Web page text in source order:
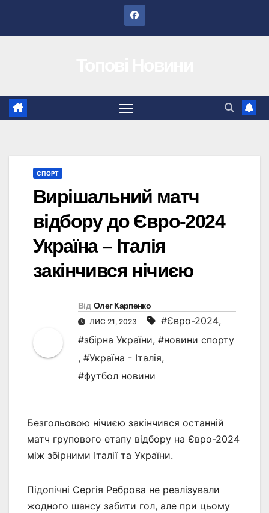
СПОРТ
Вирішальний матч
відбору до Євро-2024
Україна – Італія
закінчився нічиєю
Від Олег Карпенко
ЛИС 21, 2023 #Євро-2024,
#збірна України, #новини спорту
, #Україна - Італія,
#футбол новини
Безгольовою нічиєю закінчився останній
матч групового етапу відбору на Євро-2024
між збірними Італії та України.
Підопічні Сергія Реброва не реалізували
жодного шансу забити гол, але при цьому